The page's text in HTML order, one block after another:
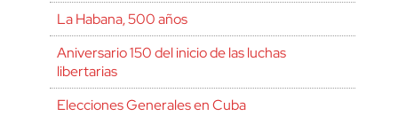
La Habana, 500 años
Aniversario 150 del inicio de las luchas
libertarias
Elecciones Generales en Cuba